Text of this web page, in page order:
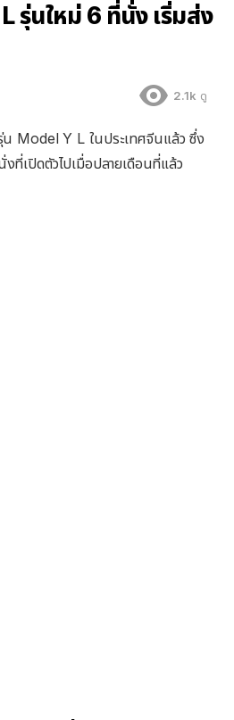
รุ่นใหม่ 6 ที่นั่ง เริ่มส่ง
2.1k ดู
Model Y L ในประเทศจีนแล้ว ซึ่ง
เปิดตัวไปเมื่อปลายเดือนที่แล้ว